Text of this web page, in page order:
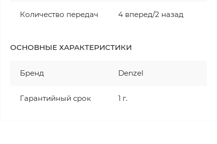
Количество передач 4 вперед/2 назад
ОСНОВНЫЕ ХАРАКТЕРИСТИКИ
Бренд Denzel
Гарантийный срок 1 г.